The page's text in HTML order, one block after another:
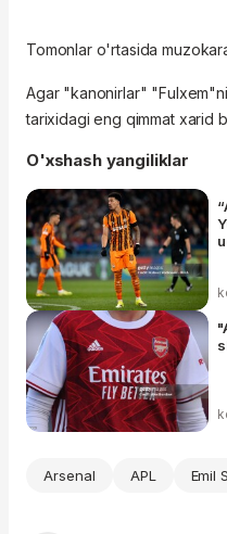
Tomonlar o'rtasida
Agar "kanonirlar"
tarixidagi eng qimmat xarid
O'xshash yangiliklar
Arsenal APL Emil